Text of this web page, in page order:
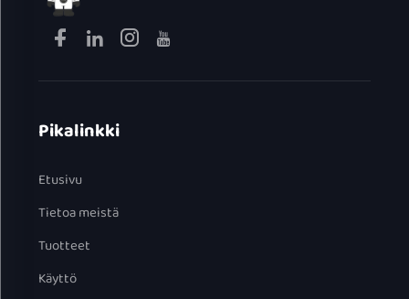
Pikalinkki
Etusivu
Tietoa meistä
Tuotteet
Käyttö